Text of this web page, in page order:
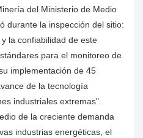
del Ministerio de Medio
durante la inspección del sitio:
la confiabilidad de este
para el monitoreo de
implementación de 45
de la tecnología
industriales extremas".
de la creciente demanda
industrias energéticas, el